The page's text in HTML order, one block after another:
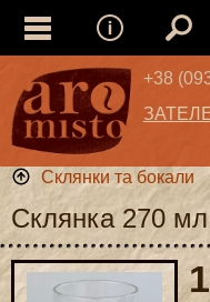
+38
Склянки та бокали
Склянка 270